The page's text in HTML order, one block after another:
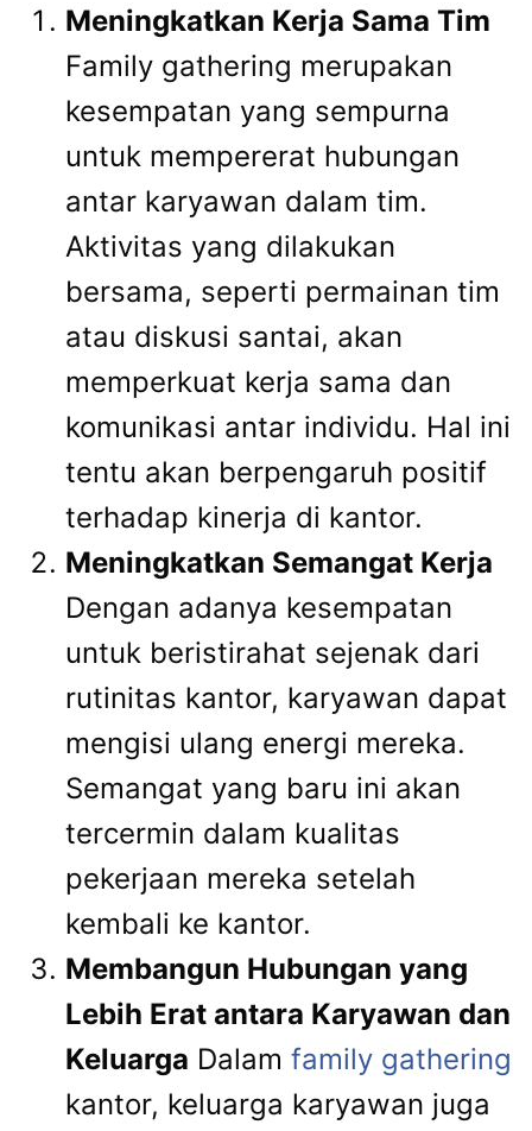
Meningkatkan Kerja Sama Tim
Family gathering merupakan
kesempatan yang sempurna
untuk mempererat hubungan
antar karyawan dalam tim.
Aktivitas yang dilakukan
bersama, seperti permainan tim
atau diskusi santai, akan
memperkuat kerja sama dan
komunikasi antar individu. Hal ini
tentu akan berpengaruh positif
terhadap kinerja di kantor.
Meningkatkan Semangat Kerja
Dengan adanya kesempatan
untuk beristirahat sejenak dari
rutinitas kantor, karyawan dapat
mengisi ulang energi mereka.
Semangat yang baru ini akan
tercermin dalam kualitas
pekerjaan mereka setelah
kembali ke kantor.
Membangun Hubungan yang
Lebih Erat antara Karyawan dan
Keluarga Dalam family gathering
kantor, keluarga karyawan juga